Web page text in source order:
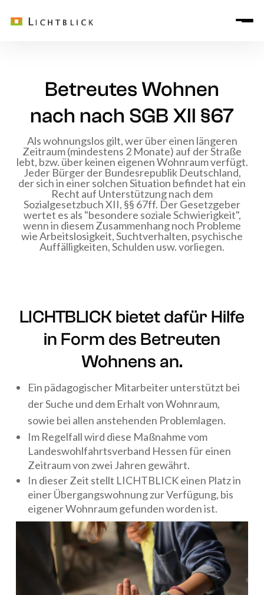
Betreutes Wohnen
nach nach SGB XII §67
Als wohnungslos gilt, wer über einen längeren
Zeitraum (mindestens 2 Monate) auf der Straße
lebt, bzw. über keinen eigenen Wohnraum verfügt.
Jeder Bürger der Bundesrepublik Deutschland,
der sich in einer solchen Situation befindet hat ein
Recht auf Unterstützung nach dem
Sozialgesetzbuch XII, §§ 67ff. Der Gesetzgeber
wertet es als "besondere soziale Schwierigkeit",
wenn in diesem Zusammenhang noch Probleme
wie Arbeitslosigkeit, Suchtverhalten, psychische
Auffälligkeiten, Schulden usw. vorliegen.
LICHTBLICK bietet dafür Hilfe
in Form des Betreuten
Wohnens an.
Ein pädagogischer Mitarbeiter unterstützt bei
der Suche und dem Erhalt von Wohnraum,
sowie bei allen anstehenden Problemlagen.
Im Regelfall wird diese Maßnahme vom
Landeswohlfahrtsverband Hessen für einen
Zeitraum von zwei Jahren gewährt.
In dieser Zeit stellt LICHTBLICK einen Platz in
einer Übergangswohnung zur Verfügung, bis
eigener Wohnraum gefunden worden ist.